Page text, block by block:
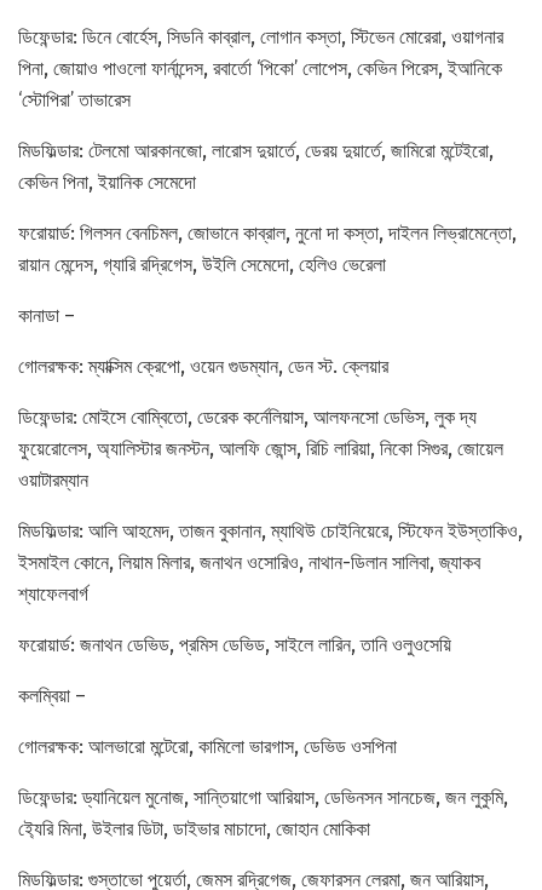
ডিফেন্ডার: ডিনে বোর্হেস, সিডনি কাব্রাল, লোগান কস্তা, স্টিভেন মোরেরা, ওয়াগনার
পিনা, জোয়াও পাওলো ফার্নান্দেস, রবার্তো ‘পিকো’ লোপেস, কেভিন পিরেস, ইআনিকে
‘স্টোপিরা’ তাভারেস
মিডফিল্ডার: টেলমো আরকানজো, লারোস দুয়ার্তে, ডেরয় দুয়ার্তে, জামিরো মন্টেইরো,
কেভিন পিনা, ইয়ানিক সেমেদো
ফরোয়ার্ড: গিলসন বেনচিমল, জোভানে কাব্রাল, নুনো দা কস্তা, দাইলন লিভ্রামেন্তো,
রায়ান মেন্দেস, গ্যারি রদ্রিগেস, উইলি সেমেদো, হেলিও ভেরেলা
কানাডা –
গোলরক্ষক: ম্যাক্সিম ক্রেপো, ওয়েন গুডম্যান, ডেন স্ট. ক্লেয়ার
ডিফেন্ডার: মোইসে বোম্বিতো, ডেরেক কর্নেলিয়াস, আলফনসো ডেভিস, লুক দ্য
ফুয়েরোলেস, অ্যালিস্টার জনস্টন, আলফি জোন্স, রিচি লারিয়া, নিকো সিগুর, জোয়েল
ওয়াটারম্যান
মিডফিল্ডার: আলি আহমেদ, তাজন বুকানান, ম্যাথিউ চোইনিয়েরে, স্টিফেন ইউস্তাকিও,
ইসমাইল কোনে, লিয়াম মিলার, জনাথন ওসোরিও, নাথান-ডিলান সালিবা, জ্যাকব
শ্যাফেলবার্গ
ফরোয়ার্ড: জনাথন ডেভিড, প্রমিস ডেভিড, সাইলে লারিন, তানি ওলুওসেয়ি
কলম্বিয়া –
গোলরক্ষক: আলভারো মন্টেরো, কামিলো ভারগাস, ডেভিড ওসপিনা
ডিফেন্ডার: ড্যানিয়েল মুনোজ, সান্তিয়াগো আরিয়াস, ডেভিনসন সানচেজ, জন লুকুমি,
ই্যেরি মিনা, উইলার ডিটা, ডাইভার মাচাদো, জোহান মোকিকা
মিডফিল্ডার: গুস্তাভো পুয়ের্তা, জেমস রদ্রিগেজ, জেফারসন লেরমা, জন আরিয়াস,